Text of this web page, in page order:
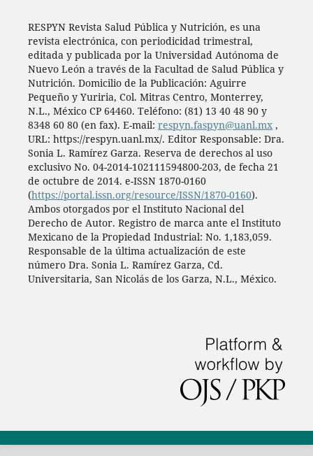
RESPYN Revista Salud Pública y Nutrición, es una
revista electrónica, con periodicidad trimestral,
editada y publicada por la Universidad Autónoma de
Nuevo León a través de la Facultad de Salud Pública y
Nutrición. Domicilio de la Publicación: Aguirre
Pequeño y Yuriria, Col. Mitras Centro, Monterrey,
N.L., México CP 64460. Teléfono: (81) 13 40 48 90 y
8348 60 80 (en fax). E-mail: respyn.faspyn@uanl.mx,
URL: https://respyn.uanl.mx/. Editor Responsable: Dra.
Sonia L. Ramírez Garza. Reserva de derechos al uso
exclusivo No. 04-2014-102111594800-203, de fecha 21
de octubre de 2014. e-ISSN 1870-0160
(https://portal.issn.org/resource/ISSN/1870-0160).
Ambos otorgados por el Instituto Nacional del
Derecho de Autor. Registro de marca ante el Instituto
Mexicano de la Propiedad Industrial: No. 1,183,059.
Responsable de la última actualización de este
número Dra. Sonia L. Ramírez Garza, Cd.
Universitaria, San Nicolás de los Garza, N.L., México.